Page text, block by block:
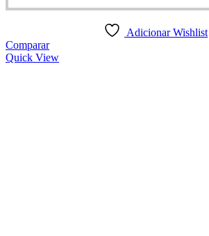
Adicionar Wishlist
Comparar
Quick View